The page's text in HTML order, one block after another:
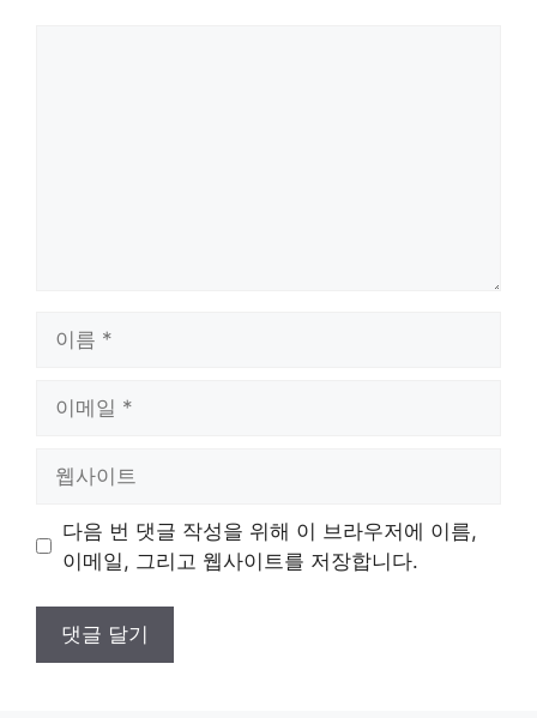
트
다음 번 댓글 작성을 위해 이 브라우저에 이름,
이메일, 그리고 웹사이트를 저장합니다.